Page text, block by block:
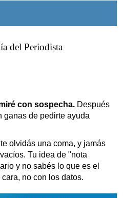
del Periodista
con sospecha. Después
ganas de pedirte ayuda
olvidás una coma, y jamás
Tu idea de "nota
y no sabés lo que es el
no con los datos.